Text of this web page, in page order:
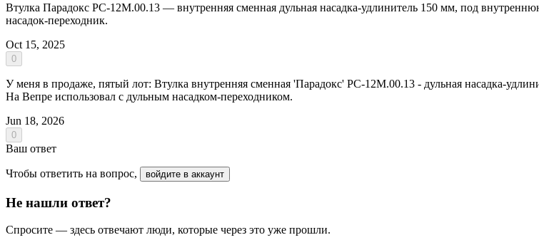
Втулка Парадокс РС-12М.00.13 — внутренняя сменная дульная насадка-удлинитель 150 мм, под
насадок‑переходник.
Oct 15, 2025
0
У меня в продаже, пятый лот: Втулка внутренняя сменная 'Парадокс' РС-12М.00.13 - дульная насадка-
На Вепре использовал с дульным насадком-переходником.
Jun 18, 2026
0
Ваш ответ
Чтобы ответить на вопрос, войдите в аккаунт
Не нашли ответ?
Спросите — здесь отвечают люди, которые через это уже прошли.